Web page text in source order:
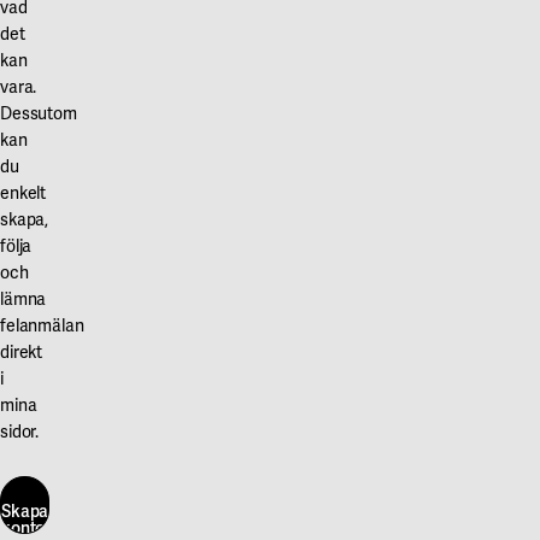
vad
det
kan
vara.
Dessutom
kan
du
enkelt
skapa,
följa
och
lämna
felanmälan
direkt
i
mina
sidor.
Skapa
konto